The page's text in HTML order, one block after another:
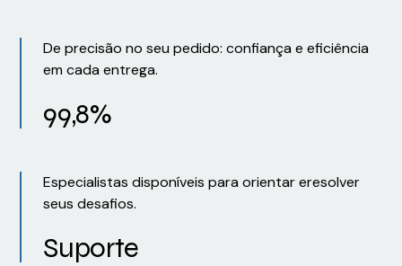
De precisão no seu pedido: confiança e eficiência
em cada entrega.
99,8%
Especialistas disponíveis para orientar eresolver
seus desafios.
Suporte